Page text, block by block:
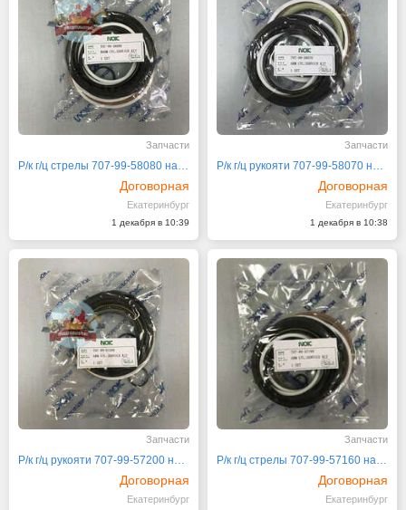
Запчасти
Договорная
Екатеринбург
1 декабря в 10:39
Запчасти
Договорная
Екатеринбург
1 декабря в 10:38
Запчасти
Договорная
Екатеринбург
Запчасти
Договорная
Екатеринбург